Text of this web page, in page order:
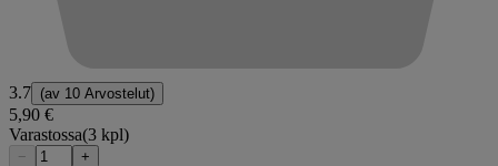
3.7 (av 10 Arvostelut)
5,90 €
Varastossa(3 kpl)
− +